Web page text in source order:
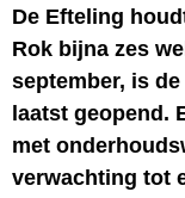
De Efteling
Rok bijna zes
september, is
laatst geopend.
met
verwachting tot